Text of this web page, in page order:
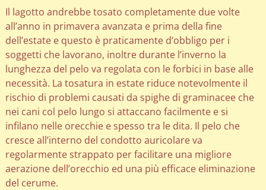
Il lagotto andrebbe tosato completamente due volte
all’anno in primavera avanzata e prima della fine
dell’estate e questo è praticamente d’obbligo per i
soggetti che lavorano, inoltre durante l’inverno la
lunghezza del pelo va regolata con le forbici in base alle
necessità. La tosatura in estate riduce notevolmente il
rischio di problemi causati da spighe di graminacee che
nei cani col pelo lungo si attaccano facilmente e si
infilano nelle orecchie e spesso tra le dita. Il pelo che
cresce all’interno del condotto auricolare va
regolarmente strappato per facilitare una migliore
aerazione dell’orecchio ed una più efficace eliminazione
del cerume.